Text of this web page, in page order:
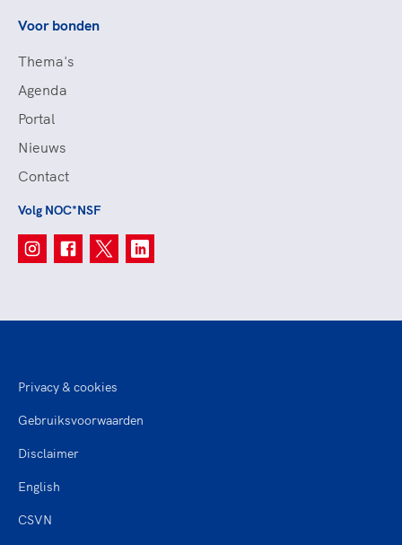
Voor bonden
Thema's
Agenda
Portal
Nieuws
Contact
Volg NOC*NSF
Privacy & cookies
Gebruiksvoorwaarden
Disclaimer
English
CSVN